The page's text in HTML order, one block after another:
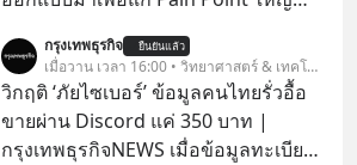
กรุงเทพธุรกิจ ยืนยันแล้ว
เมื่อวาน เวลา 16:00 • วิทยาศาสตร์ & เทคโนโลยี
วิกฤติ ‘ภัยไซเบอร์’ ข้อมูลคนไทยรั่วอื้อ
ขายผ่าน Discord แค่ 350 บาท |
กรุงเทพธุรกิจNEWS เมื่อข้อมูลทะเบียน